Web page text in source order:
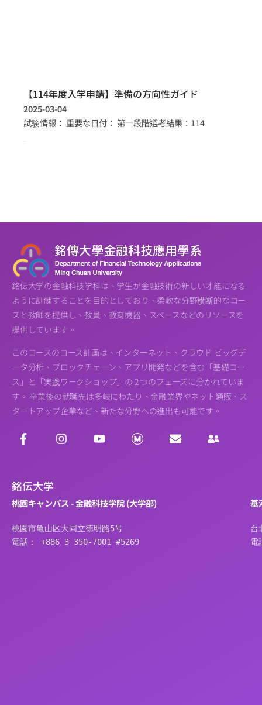
【114年度入学申請】準備の方向性ガイド
2025-03-04
試験情報： 重要な日付： 第一段階選考結果：114
銘伝大学の金融科技学科は、学生が金融技術の新しい才能になる
ように訓練することを目的としており、柔軟な分野横断的なコー
スと教師を提供し、教員、教育機器、スペースなどのリソースを
提供しています。
このコースのコース計画は、インターネット、クラウド ビッグデ
ータ分析、ブロックチェーン、アプリ開発などを含む「基礎コー
ス」と「実践ワークショップ」の 2 つのフェーズに分かれていま
す。 卒業後の就職先は多岐にわたり、金融業界やネット通販、ス
タートアップ企業など、新たな分野への進出も可能です。
銘伝大学
桃園キャンパス - 金融科技学院 (大学部)
桃園市亀山区大同立德明路5号
電話： +886 3 350-7001 #5269
基
台
電